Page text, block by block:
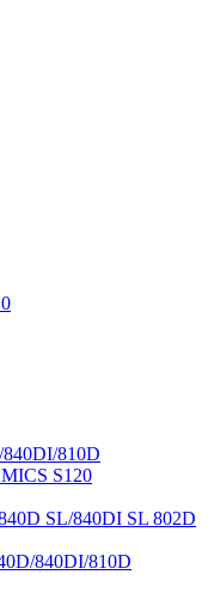
810D
S120
SL/840DI SL 802D
840DI/810D